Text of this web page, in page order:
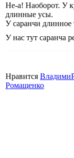
Не-а! Наоборот. У
длинные усы.
У саранчи длинное
У нас тут саранча
Нравится
Ромащенко